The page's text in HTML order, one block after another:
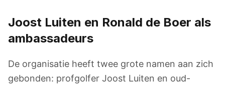
Joost Luiten en Ronald de Boer als
ambassadeurs
De organisatie heeft twee grote namen aan zich
gebonden: profgolfer Joost Luiten en oud-